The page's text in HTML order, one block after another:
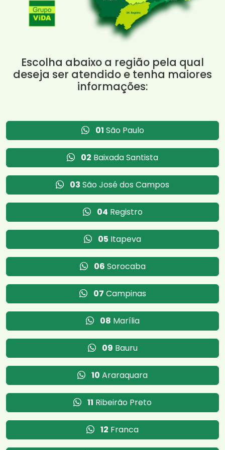
Escolha abaixo a região pela qual
deseja ser atendido e tenha maiores
informações:
01 São Paulo
02 Baixada Santista
03 São José dos Campos
04 Registro
05 Itapeva
06 Sorocaba
07 Campinas
08 Marília
09 Bauru
10 Araraquara
11 Ribeirão Preto
12 Franca